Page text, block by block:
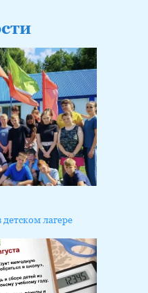
лагере